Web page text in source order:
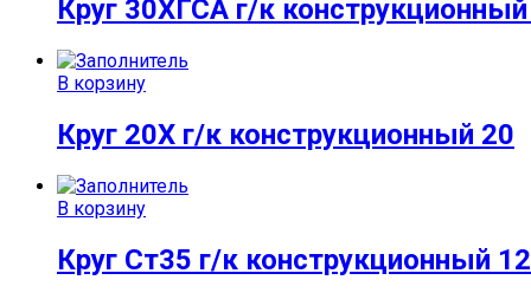
Круг 30ХГСА г/к
В корзину
Круг 20Х г/к конструкционный 20
В корзину
Круг Ст35 г/к конструкционный 12